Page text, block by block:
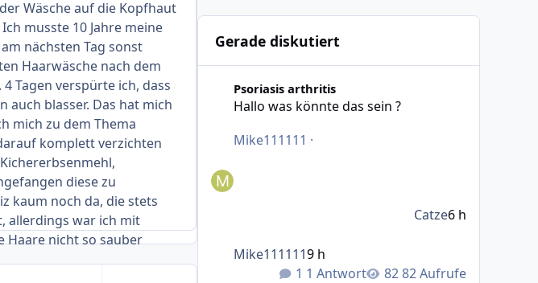
Wäsche auf die Kopfhaut
musste 10 Jahre meine
nächsten Tag sonst
Haarwäsche nach dem
Tagen verspürte ich, dass
auch blasser. Das hat mich
mich zu dem Thema
komplett verzichten
diese zu
kaum noch da, die stets
allerdings war ich mit
nicht so sauber
Gerade diskutiert
Psoriasis arthritis
Hallo was könnte das sein ?
Mike111111 ·
1 Antwort 82 Aufrufe
Mike1111119 h
Catze6 h